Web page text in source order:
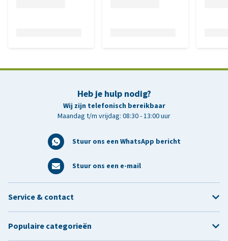
Heb je hulp nodig?
Wij zijn telefonisch bereikbaar
Maandag t/m vrijdag: 08:30 - 13:00 uur
Stuur ons een WhatsApp bericht
Stuur ons een e-mail
Service & contact
Populaire categorieën